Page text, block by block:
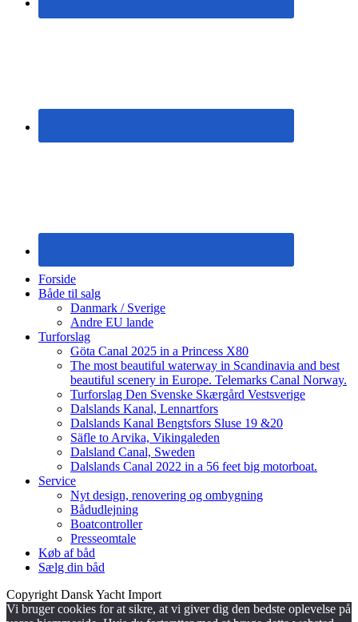
Forside
Både til salg
Danmark / Sverige
Andre EU lande
Turforslag
Göta Canal 2025 in a Princess X80
The most beautiful waterway in Scandinavia and best
beautiful scenery in Europe. Telemarks Canal Norway.
Turforslag Den Svenske Skærgård Vestsverige
Dalslands Kanal, Lennartfors
Dalslands Kanal Bengtsfors Sluse 19 &20
Säfle to Arvika, Vikingaleden
Dalsland Canal, Sweden
Dalslands Canal 2022 in a 56 feet big motorboat.
Service
Nyt design, renovering og ombygning
Bådudlejning
Boatcontroller
Presseomtale
Køb af båd
Sælg din båd
Copyright Dansk Yacht Import
Vi bruger cookies for at sikre, at vi giver dig den bedste oplevelse på